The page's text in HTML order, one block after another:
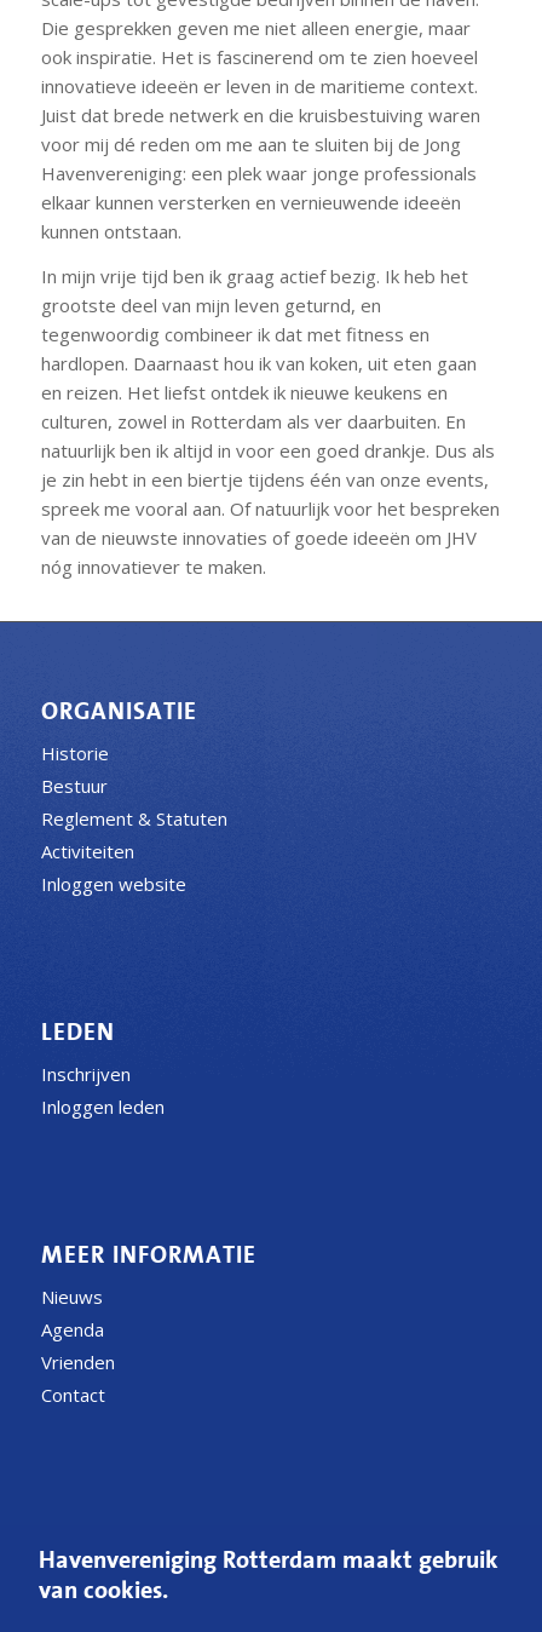
Die gesprekken geven me niet alleen energie, maar
ook inspiratie. Het is fascinerend om te zien hoeveel
innovatieve ideeën er leven in de maritieme context.
Juist dat brede netwerk en die kruisbestuiving waren
voor mij dé reden om me aan te sluiten bij de Jong
Havenvereniging: een plek waar jonge professionals
elkaar kunnen versterken en vernieuwende ideeën
kunnen ontstaan.
In mijn vrije tijd ben ik graag actief bezig. Ik heb het
grootste deel van mijn leven geturnd, en
tegenwoordig combineer ik dat met fitness en
hardlopen. Daarnaast hou ik van koken, uit eten gaan
en reizen. Het liefst ontdek ik nieuwe keukens en
culturen, zowel in Rotterdam als ver daarbuiten. En
natuurlijk ben ik altijd in voor een goed drankje. Dus als
je zin hebt in een biertje tijdens één van onze events,
spreek me vooral aan. Of natuurlijk voor het bespreken
van de nieuwste innovaties of goede ideeën om JHV
nóg innovatiever te maken.
ORGANISATIE
Historie
Bestuur
Reglement & Statuten
Activiteiten
Inloggen website
LEDEN
Inschrijven
Inloggen leden
MEER INFORMATIE
Nieuws
Agenda
Vrienden
Contact
Postbus 54200
Havenvereniging Rotterdam maakt gebruik
van cookies.